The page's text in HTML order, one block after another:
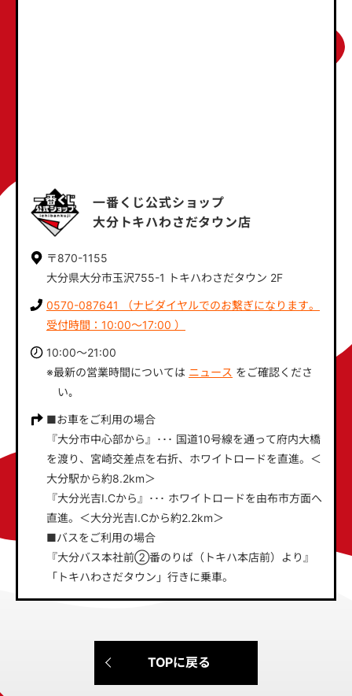
一番くじ公式ショップ
大分トキハわさだタウン店
〒870-1155
大分県大分市玉沢755-1 トキハわさだタウン 2F
0570-087641 （ナビダイヤルでのお繋ぎになります。
受付時間：10:00～17:00 ）
10:00～21:00
※最新の営業時間については ニュース をご確認くださ
い｡
■お車をご利用の場合
『大分市中心部から』･･･ 国道10号線を通って府内大橋
を渡り、宮崎交差点を右折、ホワイトロードを直進。＜
大分駅から約8.2km＞
『大分光吉I.Cから』･･･ ホワイトロードを由布市方面へ
直進。＜大分光吉I.Cから約2.2km＞
■バスをご利用の場合
『大分バス本社前②番のりば（トキハ本店前）より』
「トキハわさだタウン」行きに乗車。
TOPに戻る